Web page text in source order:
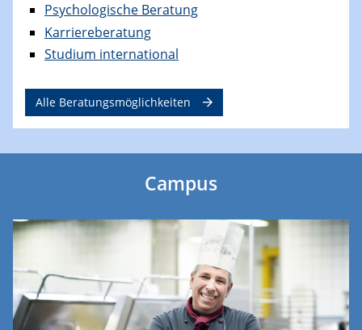
Psychologische Beratung
Karriereberatung
Studium international
Alle Beratungsmöglichkeiten
Campus